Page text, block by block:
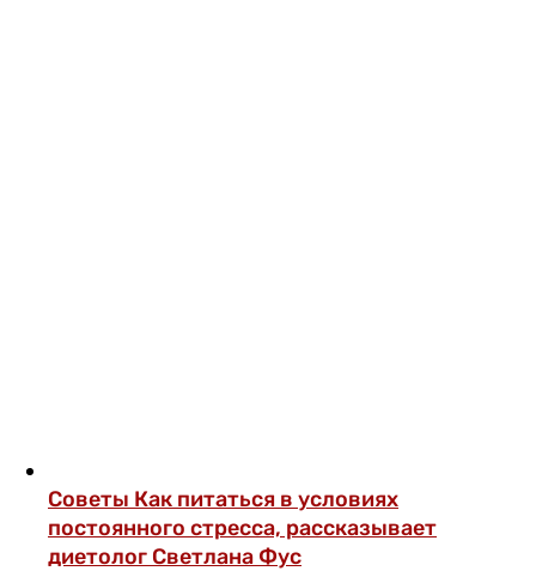
Советы Как питаться в условиях
постоянного стресса, рассказывает
диетолог Светлана Фус